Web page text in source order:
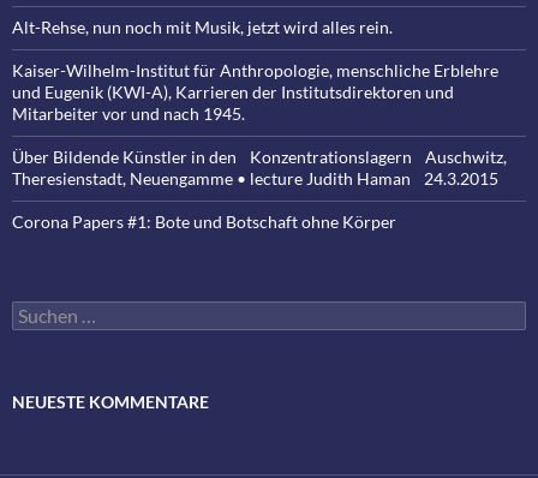
Alt-Rehse, nun noch mit Musik, jetzt wird alles rein.
Kaiser-Wilhelm-Institut für Anthropologie, menschliche Erblehre
und Eugenik (KWI-A), Karrieren der Institutsdirektoren und
Mitarbeiter vor und nach 1945.
Über Bildende Künstler in den Konzentrationslagern Auschwitz,
Theresienstadt, Neuengamme • lecture Judith Haman 24.3.2015
Corona Papers #1: Bote und Botschaft ohne Körper
Suchen
nach:
NEUESTE KOMMENTARE